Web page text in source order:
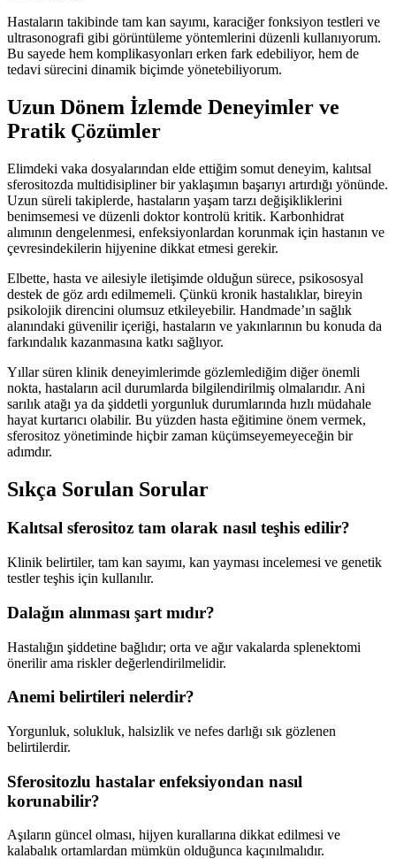
Hastaların takibinde tam kan sayımı, karaciğer fonksiyon testleri ve
ultrasonografi gibi görüntüleme yöntemlerini düzenli kullanıyorum.
Bu sayede hem komplikasyonları erken fark edebiliyor, hem de
tedavi sürecini dinamik biçimde yönetebiliyorum.
Uzun Dönem İzlemde Deneyimler ve
Pratik Çözümler
Elimdeki vaka dosyalarından elde ettiğim somut deneyim, kalıtsal
sferositozda multidisipliner bir yaklaşımın başarıyı artırdığı yönünde.
Uzun süreli takiplerde, hastaların yaşam tarzı değişikliklerini
benimsemesi ve düzenli doktor kontrolü kritik. Karbonhidrat
alımının dengelenmesi, enfeksiyonlardan korunmak için hastanın ve
çevresindekilerin hijyenine dikkat etmesi gerekir.
Elbette, hasta ve ailesiyle iletişimde olduğun sürece, psikososyal
destek de göz ardı edilmemeli. Çünkü kronik hastalıklar, bireyin
psikolojik direncini olumsuz etkileyebilir. Handmade’ın sağlık
alanındaki güvenilir içeriği, hastaların ve yakınlarının bu konuda da
farkındalık kazanmasına katkı sağlıyor.
Yıllar süren klinik deneyimlerimde gözlemlediğim diğer önemli
nokta, hastaların acil durumlarda bilgilendirilmiş olmalarıdır. Ani
sarılık atağı ya da şiddetli yorgunluk durumlarında hızlı müdahale
hayat kurtarıcı olabilir. Bu yüzden hasta eğitimine önem vermek,
sferositoz yönetiminde hiçbir zaman küçümseyemeyeceğin bir
adımdır.
Sıkça Sorulan Sorular
Kalıtsal sferositoz tam olarak nasıl teşhis edilir?
Klinik belirtiler, tam kan sayımı, kan yayması incelemesi ve genetik
testler teşhis için kullanılır.
Dalağın alınması şart mıdır?
Hastalığın şiddetine bağlıdır; orta ve ağır vakalarda splenektomi
önerilir ama riskler değerlendirilmelidir.
Anemi belirtileri nelerdir?
Yorgunluk, solukluk, halsizlik ve nefes darlığı sık gözlenen
belirtilerdir.
Sferositozlu hastalar enfeksiyondan nasıl
korunabilir?
Aşıların güncel olması, hijyen kurallarına dikkat edilmesi ve
kalabalık ortamlardan mümkün olduğunca kaçınılmalıdır.